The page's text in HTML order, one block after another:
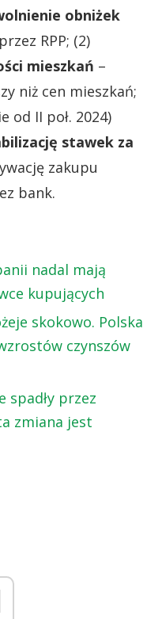
obniżek
RPP; (2)
mieszkań –
niż cen mieszkań;
od II poł. 2024)
stawek za
zakupu
bank.
nadal mają
kupujących
skokowo. Polska
czynszów
spadły przez
zmiana jest